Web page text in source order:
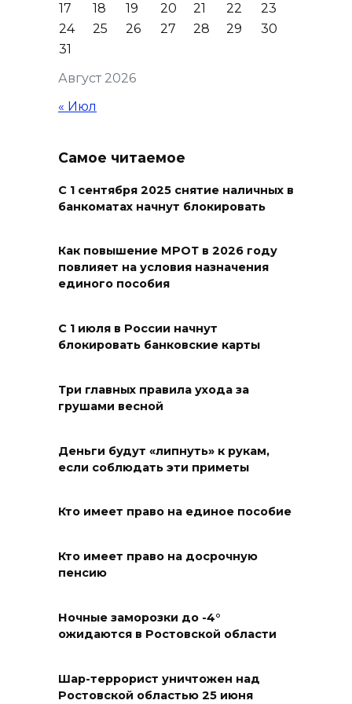
Более 240 возгораний сухой
растительности
области за неделю
10 августа 2026 09:46
Матч ФК«Ростов» против
пройдет с ограничениями по
вместимости
Часть Новошахтинска
10 августа 2026 08:14
На Дону потушили свыше 60
пожаров
Ростовчан 10 августа ожидает
температурой до 33 °C
09 августа 2026 23:05
Сегодня покупки под
запретом: приметы на 10
Август 2026
17 18 19 20 21 22
23
24
25 26 27 28 29
30
31
« Июл
Самое читаемое
С 1 сентября 2025 снятие наличных в
банкоматах начнут блокировать
Как повышение МРОТ в 2026 году
повлияет на условия назначения
единого пособия
С 1 июля в России начнут
блокировать банковские карты
Три главных правила ухода за
грушами весной
Деньги будут «липнуть» к рукам,
если соблюдать эти приметы
Кто имеет право на единое пособие
Кто имеет право на досрочную
пенсию
Ночные заморозки до -4°
ожидаются в Ростовской области
Шар-террорист уничтожен над
Ростовской областью 25 июня